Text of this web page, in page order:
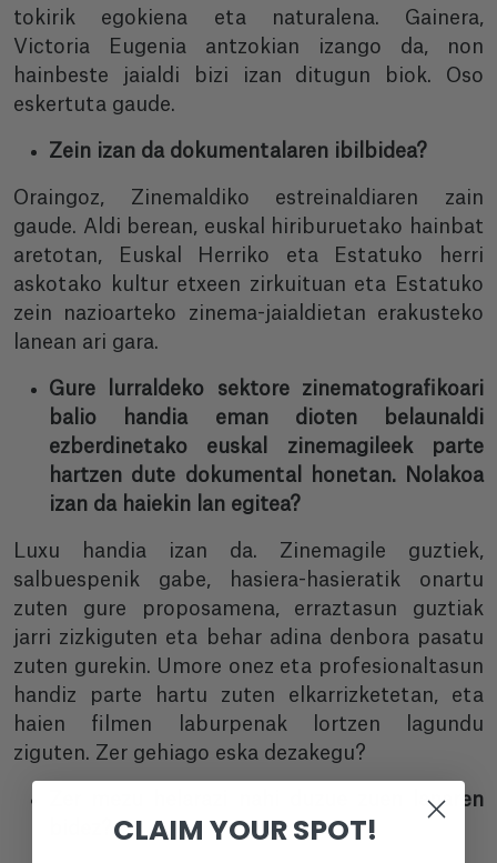
tokirik egokiena eta naturalena. Gainera,
Victoria Eugenia antzokian izango da, non
hainbeste jaialdi bizi izan ditugun biok. Oso
eskertuta gaude.
Zein izan da dokumentalaren ibilbidea?
Oraingoz, Zinemaldiko estreinaldiaren zain
gaude. Aldi berean, euskal hiriburuetako hainbat
aretotan, Euskal Herriko eta Estatuko herri
askotako kultur etxeen zirkuituan eta Estatuko
zein nazioarteko zinema-jaialdietan erakusteko
lanean ari gara.
Gure lurraldeko sektore zinematografikoari
balio handia eman dioten belaunaldi
ezberdinetako euskal zinemagileek parte
hartzen dute dokumental honetan. Nolakoa
izan da haiekin lan egitea?
Luxu handia izan da. Zinemagile guztiek,
salbuespenik gabe, hasiera-hasieratik onartu
zuten gure proposamena, erraztasun guztiak
jarri zizkiguten eta behar adina denbora pasatu
zuten gurekin. Umore onez eta profesionaltasun
handiz parte hartu zuten elkarrizketetan, eta
haien filmen laburpenak lortzen lagundu
ziguten. Zer gehiago eska dezakegu?
Zer mezu helarazi nahi duzue zuen lanaren
CLAIM YOUR SPOT!